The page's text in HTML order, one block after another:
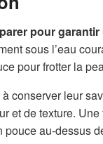
pour
sous l’eau
pour frotter la
conserver leur
et de texture.
au-dessus